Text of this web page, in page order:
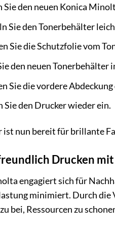
Sie den neuen Konica
Sie den Tonerbehälter
Sie die Schutzfolie vom
den neuen Tonerbehälter
Sie die vordere Abdeckung
Sie den Drucker wieder ein.
ist nun bereit für brillante
Drucken
engagiert sich für
minimiert. Durch die
bei, Ressourcen zu